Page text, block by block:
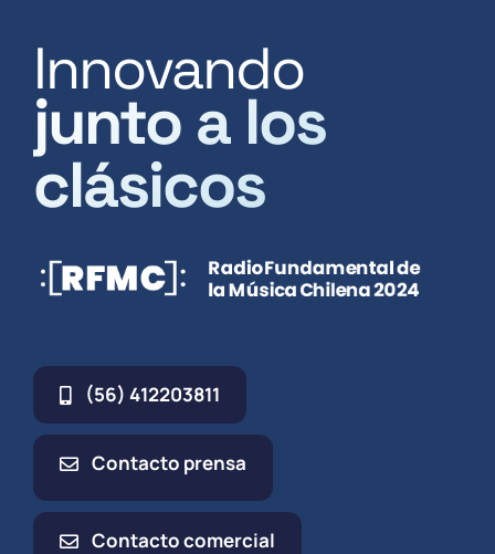
Innovando
junto a los
clásicos
(56) 412203811
Contacto prensa
Contacto comercial